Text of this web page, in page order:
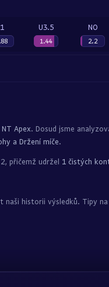
1 U3.5
1.44
NO
2.2
NT Apex. Dosud jsme
a Držení míče.
přičemž udržel 1 čistých
historii výsledků. Tipy na